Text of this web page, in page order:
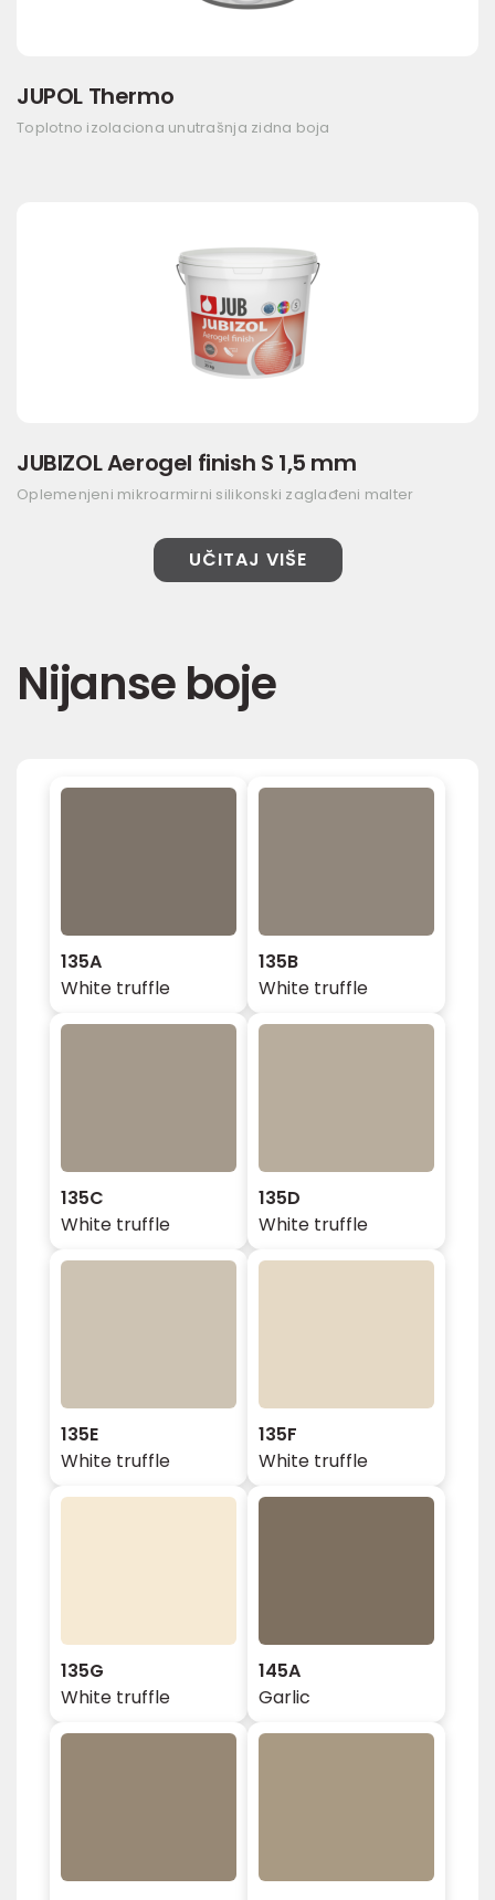
JUPOL Thermo
Toplotno izolaciona unutrašnja zidna boja
JUBIZOL Aerogel finish S 1,5 mm
Oplemenjeni mikroarmirni silikonski zaglađeni malter
UČITAJ VIŠE
Nijanse boje
135A
White truffle
135B
White truffle
135C
White truffle
135D
White truffle
135E
White truffle
135F
White truffle
135G
White truffle
145A
Garlic